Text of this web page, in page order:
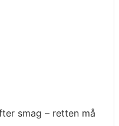
smag – retten må